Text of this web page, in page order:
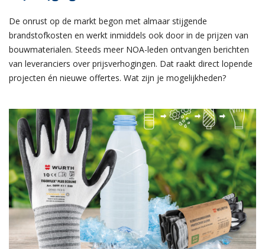
De onrust op de markt begon met almaar stijgende
brandstofkosten en werkt inmiddels ook door in de prijzen van
bouwmaterialen. Steeds meer NOA-leden ontvangen berichten
van leveranciers over prijsverhogingen. Dat raakt direct lopende
projecten én nieuwe offertes. Wat zijn je mogelijkheden?